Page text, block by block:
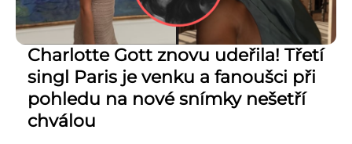
Charlotte Gott znovu udeřila! Třetí
singl Paris je venku a fanoušci při
pohledu na nové snímky nešetří
chválou